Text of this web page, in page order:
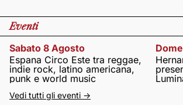
Eventi
Sabato 8 Agosto
Espana Circo Este tra reggae,
indie rock, latino americana,
punk e world music
Vedi tutti gli eventi ->